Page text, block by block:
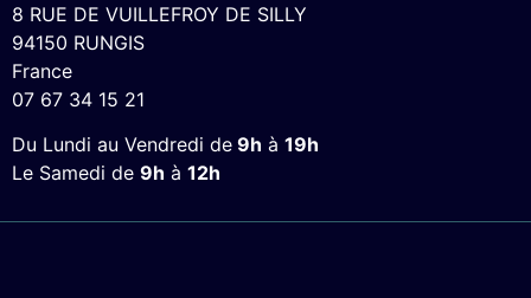
8 RUE DE VUILLEFROY DE SILLY
94150 RUNGIS
France
07 67 34 15 21
Du Lundi au Vendredi de 9h à 19h
Le Samedi de 9h à 12h